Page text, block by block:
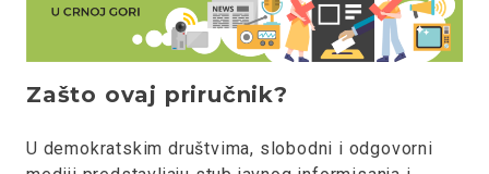
Zašto ovaj priručnik?
U demokratskim društvima, slobodni i odgovorni